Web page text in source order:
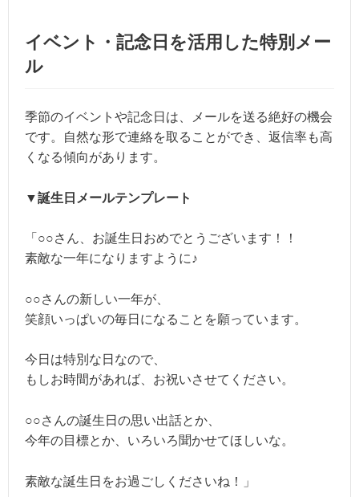
イベント・記念日を活用した特別メー
ル
季節のイベントや記念日は、メールを送る絶好の機会
です。自然な形で連絡を取ることができ、返信率も高
くなる傾向があります。
▼誕生日メールテンプレート
「○○さん、お誕生日おめでとうございます！！
素敵な一年になりますように♪
○○さんの新しい一年が、
笑顔いっぱいの毎日になることを願っています。
今日は特別な日なので、
もしお時間があれば、お祝いさせてください。
○○さんの誕生日の思い出話とか、
今年の目標とか、いろいろ聞かせてほしいな。
素敵な誕生日をお過ごしくださいね！」